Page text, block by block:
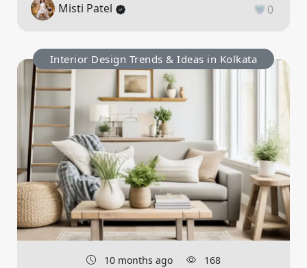
Misti Patel 0
Interior Design Trends & Ideas in Kolkata
10 months ago 168